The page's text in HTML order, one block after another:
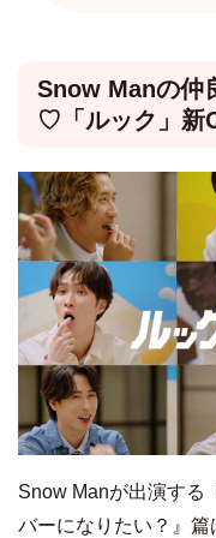
Snow Manの仲
♡「ルック」新
Snow Manが出演する
バーになりたい？』